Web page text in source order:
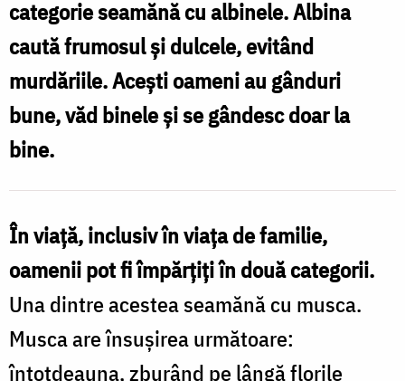
ca
albinele?
/
Foto:
Anda
categorie seamănă cu albinele. Albina
caută frumosul și dulcele, evitând
murdăriile. Acești oameni au gânduri
bune, văd binele și se gândesc doar la
bine.
În viaţă, inclusiv în viaţa de familie,
oamenii pot fi împărţiţi în două categorii.
Una dintre acestea seamănă cu musca.
Musca are însuşirea următoare:
întotdeauna, zburând pe lângă florile